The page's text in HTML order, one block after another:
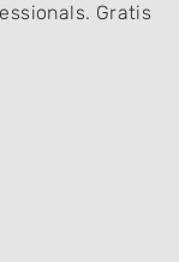
Gratis